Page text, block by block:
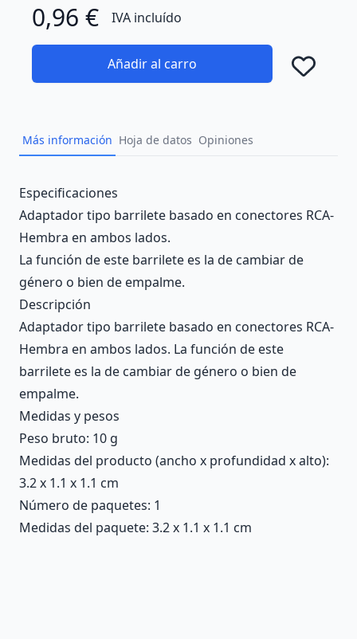
0,96 € IVA incluído
Añadir al carro
Más información Hoja de datos Opiniones
Description
Especificaciones
Adaptador tipo barrilete basado en conectores RCA-
Hembra en ambos lados.
La función de este barrilete es la de cambiar de
género o bien de empalme.
Descripción
Adaptador tipo barrilete basado en conectores RCA-
Hembra en ambos lados. La función de este
barrilete es la de cambiar de género o bien de
empalme.
Medidas y pesos
Peso bruto: 10 g
Medidas del producto (ancho x profundidad x alto):
3.2 x 1.1 x 1.1 cm
Número de paquetes: 1
Medidas del paquete: 3.2 x 1.1 x 1.1 cm